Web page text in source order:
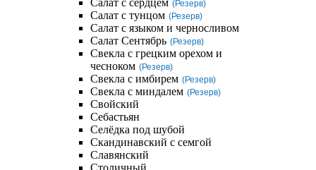
Салат с сердцем (Резерв)
Салат с тунцом (Резерв)
Салат с языком и черносливом
Салат Сентябрь (Резерв)
Свекла с грецким орехом и
чесноком (Резерв)
Свекла с имбирем (Резерв)
Свекла с миндалем (Резерв)
Свойский
Себастьян
Селёдка под шубой
Скандинавский с семгой
Славянский
Столичный